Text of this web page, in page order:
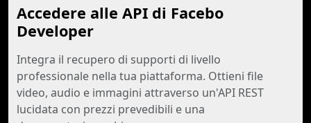
Accedere alle API di Facebo
Developer
Integra il recupero di supporti di livello
professionale nella tua piattaforma. Ottieni file
video, audio e immagini attraverso un'API REST
lucidata con prezzi prevedibili e una